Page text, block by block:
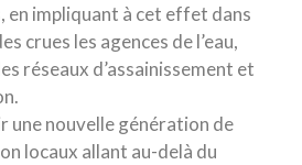
en impliquant à cet effet dans
crues les agences de l’eau,
réseaux d’assainissement et
une nouvelle génération de
locaux allant au-delà du